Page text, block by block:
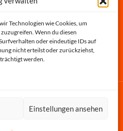
Technologien wie Cookies, um
Wenn du diesen
oder eindeutige IDs auf
nicht erteilst oder zurückziehst,
werden.
Einstellungen ansehen